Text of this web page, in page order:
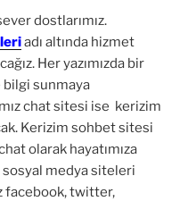
dostlarımız.
adı altında hizmet
Her yazımızda bir
bilgi sunmaya
chat sitesi ise kerizim
Kerizim sohbet sitesi
olarak hayatımıza
sosyal medya siteleri
facebook, twitter,